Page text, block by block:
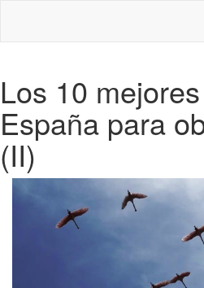
Los 10
España para
(II)